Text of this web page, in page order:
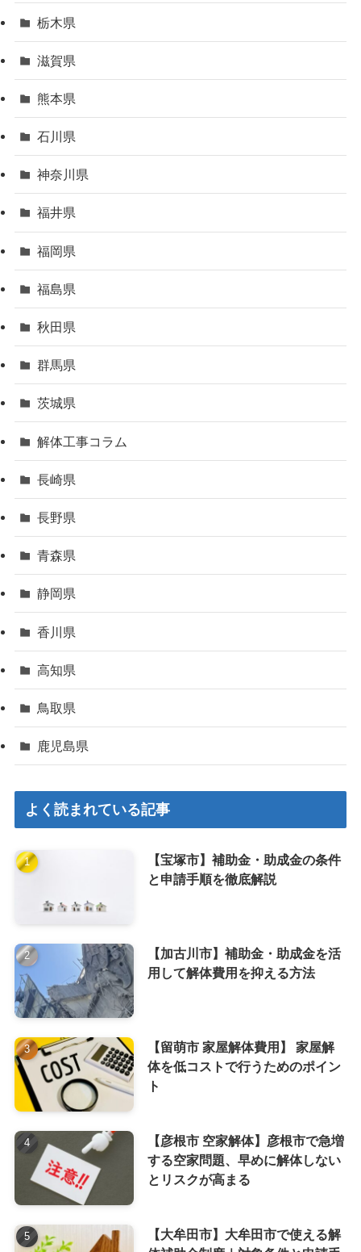
栃木県
滋賀県
熊本県
石川県
神奈川県
福井県
福岡県
福島県
秋田県
群馬県
茨城県
解体工事コラム
長崎県
長野県
青森県
静岡県
香川県
高知県
鳥取県
鹿児島県
よく読まれている記事
【宝塚市】補助金・助成金の条件
と申請手順を徹底解説
【加古川市】補助金・助成金を活
用して解体費用を抑える方法
【留萌市 家屋解体費用】 家屋解
体を低コストで行うためのポイン
ト
【彦根市 空家解体】彦根市で急増
する空家問題、早めに解体しない
とリスクが高まる
【大牟田市】大牟田市で使える解